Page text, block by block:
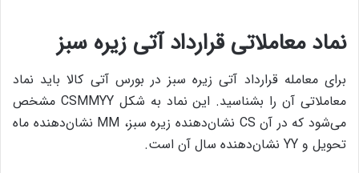
نماد معاملاتی قرارداد آتی زیره سبز
برای معامله قرارداد آتی زیره سبز در بورس آتی کالا باید نماد
معاملاتی آن را بشناسید. این نماد به شکل CSMMYY مشخص
می‌شود که در آن CS نشان‌دهنده زیره سبز، MM نشان‌دهنده ماه
تحویل و YY نشان‌دهنده سال آن است.